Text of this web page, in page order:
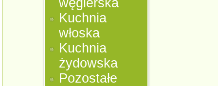
węgierska
Kuchnia
włoska
Kuchnia
żydowska
Pozostałe